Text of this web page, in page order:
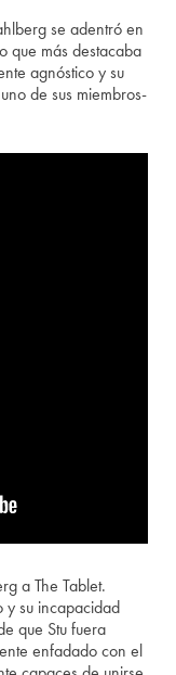
se adentró en
que más destacaba
agnóstico y su
de sus miembros-
a The Tablet.
y su incapacidad
que Stu fuera
enfadado con el